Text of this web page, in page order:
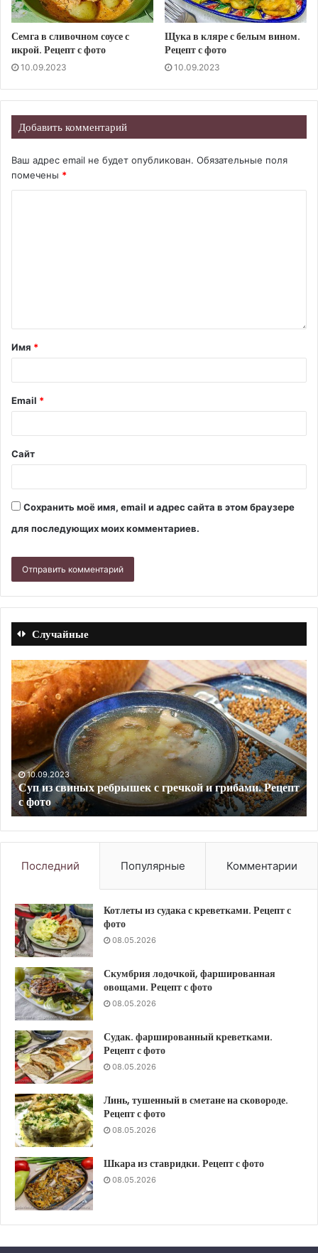
Семга в сливочном соусе с
икрой. Рецепт с фото
10.09.2023
Щука в кляре с белым вином.
Рецепт с фото
10.09.2023
Добавить комментарий
Ваш адрес email не будет опубликован. Обязательные поля
помечены *
Имя *
Email *
Сайт
Сохранить моё имя, email и адрес сайта в этом браузере
для последующих моих комментариев.
Случайные
Рубец
с
овощами.
Рецепт
с
фото
09.09.2023
Рубец с овощами. Рецепт с фото
с
с
Последний Популярные Комментарии
Котлеты из судака с креветками. Рецепт с
фото
08.05.2026
Скумбрия лодочкой, фаршированная
овощами. Рецепт с фото
08.05.2026
Судак. фаршированный креветками.
Рецепт с фото
08.05.2026
Линь, тушенный в сметане на сковороде.
Рецепт с фото
08.05.2026
Шкара из ставридки. Рецепт с фото
08.05.2026